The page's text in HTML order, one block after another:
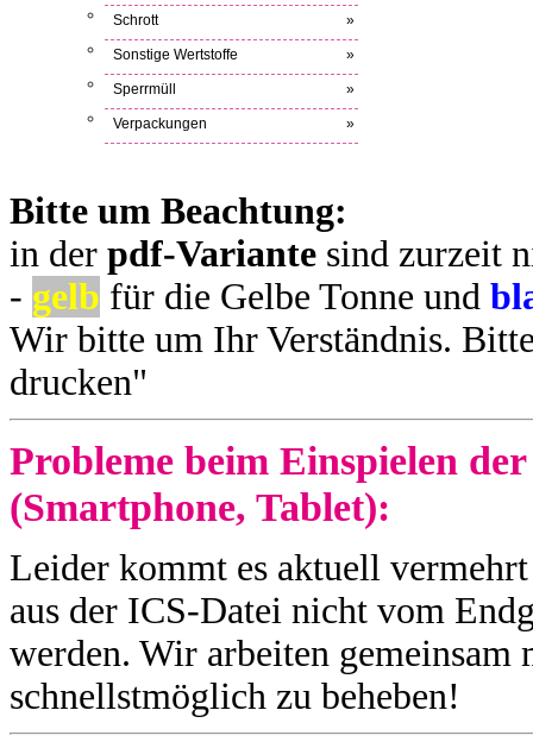
Schrott »
Sonstige Wertstoffe »
Sperrmüll »
Verpackungen »
Bitte um Beachtung:
in der pdf-Variante sind zurzeit
- gelb für die Gelbe Tonne und
Wir bitte um Ihr Verständnis.
drucken"
Probleme beim Einspielen
(Smartphone, Tablet):
Leider kommt es aktuell
aus der ICS-Datei nicht vom
werden. Wir arbeiten gemeinsam
schnellstmöglich zu beheben!